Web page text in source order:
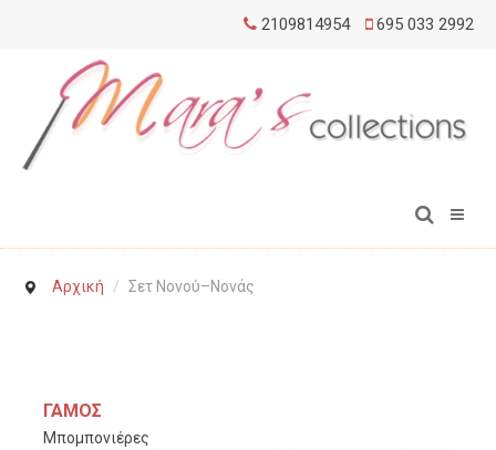
2109814954 695 033 2992
Αρχική / Σετ Νονού–Νονάς
ΓΑΜΟΣ
Μπομπονιέρες